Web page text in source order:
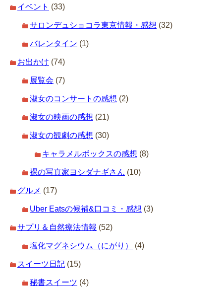
イベント (33)
サロンデュショコラ東京情報・感想 (32)
バレンタイン (1)
お出かけ (74)
展覧会 (7)
淑女のコンサートの感想 (2)
淑女の映画の感想 (21)
淑女の観劇の感想 (30)
キャラメルボックスの感想 (8)
裸の写真家ヨシダナギさん (10)
グルメ (17)
Uber Eatsの候補&口コミ・感想 (3)
サプリ＆自然療法情報 (52)
塩化マグネシウム（にがり） (4)
スイーツ日記 (15)
秘書スイーツ (4)